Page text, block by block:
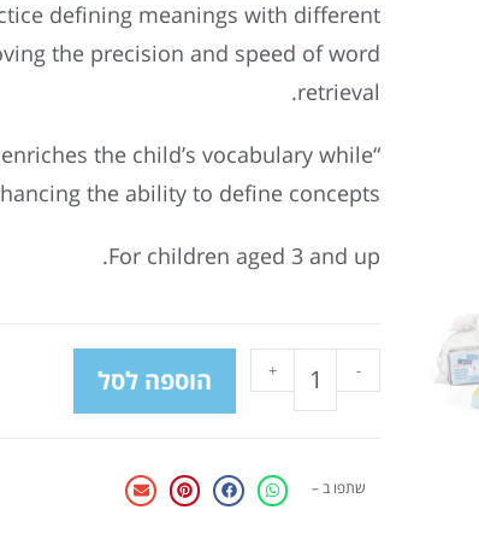
defining meanings with different
the precision and speed of word
retrieval.
enriches the child’s vocabulary while
the ability to define concepts.
For children aged 3 and up.
-
+ הוספה לסל
שתפו ב –